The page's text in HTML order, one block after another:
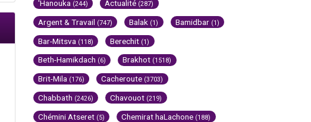
'Hanouka (244) Actualité (287)
Argent & Travail (747) Balak (1) Bamidbar (1)
Bar-Mitsva (118) Berechit (1)
Beth-Hamikdach (6) Brakhot (1518)
Brit-Mila (176) Cacheroute (3703)
Chabbath (2426) Chavouot (219)
Chémini Atseret (5) Chemirat haLachone (188)